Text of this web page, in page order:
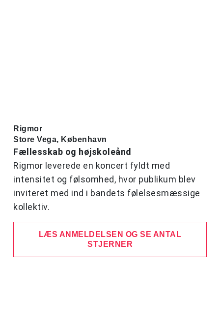
Rigmor
Store Vega, København
Fællesskab og højskoleånd
Rigmor leverede en koncert fyldt med
intensitet og følsomhed, hvor publikum blev
inviteret med ind i bandets følelsesmæssige
kollektiv.
LÆS ANMELDELSEN OG SE ANTAL
STJERNER